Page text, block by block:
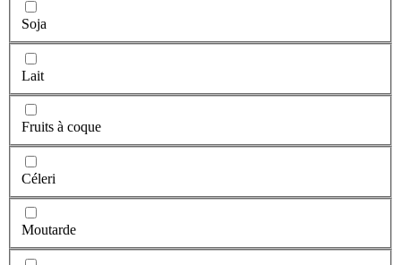
Soja
Lait
Fruits à coque
Céleri
Moutarde